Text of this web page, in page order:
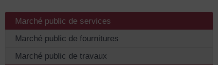
Marché public de services
Marché public de fournitures
Marché public de travaux